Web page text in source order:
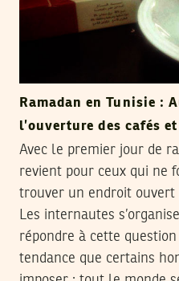
Ramadan en Tunisie :
l’ouverture des cafés
Avec le premier jour de
revient pour ceux qui ne
trouver un endroit ouvert
Les internautes
répondre à cette
tendance que certains